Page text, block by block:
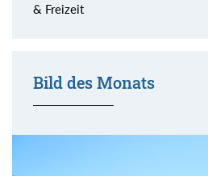
& Freizeit
Bild des Monats